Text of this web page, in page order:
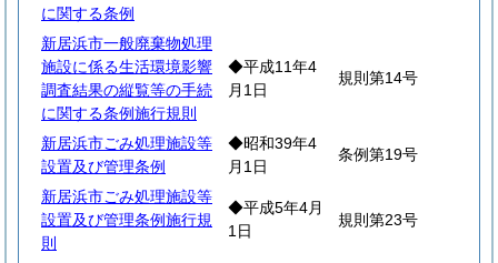
に関する条例
新居浜市一般廃棄物処理
施設に係る生活環境影響
調査結果の縦覧等の手続
に関する条例施行規則
◆平成11年4
月1日
規則第14号
新居浜市ごみ処理施設等
設置及び管理条例
◆昭和39年4
月1日
条例第19号
新居浜市ごみ処理施設等
設置及び管理条例施行規
則
◆平成5年4月
1日
規則第23号